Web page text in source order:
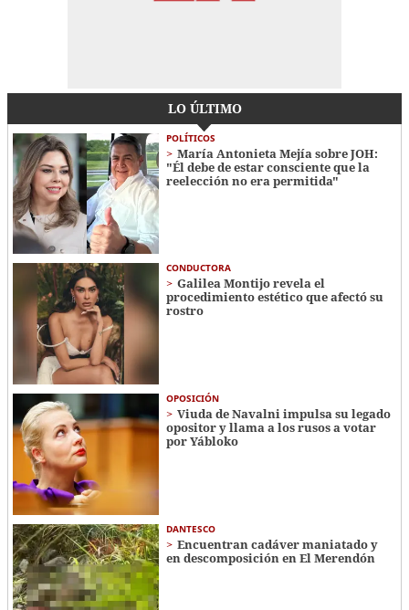
LO ÚLTIMO
POLÍTICOS
María Antonieta Mejía sobre JOH:
"Él debe de estar consciente que la
reelección no era permitida"
CONDUCTORA
Galilea Montijo revela el
procedimiento estético que afectó su
rostro
OPOSICIÓN
Viuda de Navalni impulsa su legado
opositor y llama a los rusos a votar
por Yábloko
DANTESCO
Encuentran cadáver maniatado y
en descomposición en El Merendón